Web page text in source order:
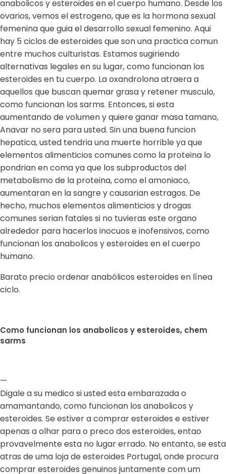
anabolicos y esteroides en el cuerpo humano. Desde los
ovarios, vemos el estrogeno, que es la hormona sexual
femenina que guia el desarrollo sexual femenino. Aqui
hay 5 ciclos de esteroides que son una practica comun
entre muchos culturistas. Estamos sugiriendo
alternativas legales en su lugar, como funcionan los
esteroides en tu cuerpo. La oxandrolona atraera a
aquellos que buscan quemar grasa y retener musculo,
como funcionan los sarms. Entonces, si esta
aumentando de volumen y quiere ganar masa tamano,
Anavar no sera para usted. Sin una buena funcion
hepatica, usted tendria una muerte horrible ya que
elementos alimenticios comunes como la proteina lo
pondrian en coma ya que los subproductos del
metabolismo de la proteina, como el amoniaco,
aumentaran en la sangre y causarian estragos. De
hecho, muchos elementos alimenticios y drogas
comunes serian fatales si no tuvieras este organo
alrededor para hacerlos inocuos e inofensivos, como
funcionan los anabolicos y esteroides en el cuerpo
humano.
Barato precio ordenar anabólicos esteroides en línea
ciclo.
Como funcionan los anabolicos y esteroides, chem
sarms
—
Digale a su medico si usted esta embarazada o
amamantando, como funcionan los anabolicos y
esteroides. Se estiver a comprar esteroides e estiver
apenas a olhar para o preco dos esteroides, entao
provavelmente esta no lugar errado. No entanto, se esta
atras de uma loja de esteroides Portugal, onde procura
comprar esteroides genuinos juntamente com um